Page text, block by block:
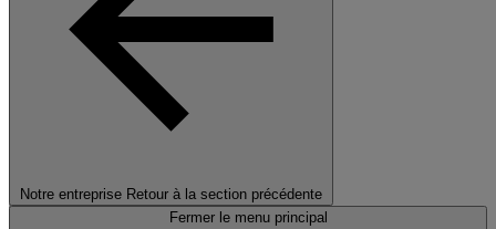
Notre entreprise Retour à la section précédente
Fermer le menu principal